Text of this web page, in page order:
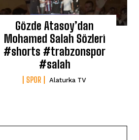
Gözde Atasoy’dan
Mohamed Salah Sözleri
#shorts #trabzonspor
#salah
SPOR Alaturka TV